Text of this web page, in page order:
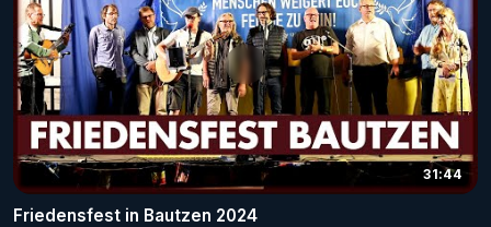
31:44
Friedensfest in Bautzen 2024